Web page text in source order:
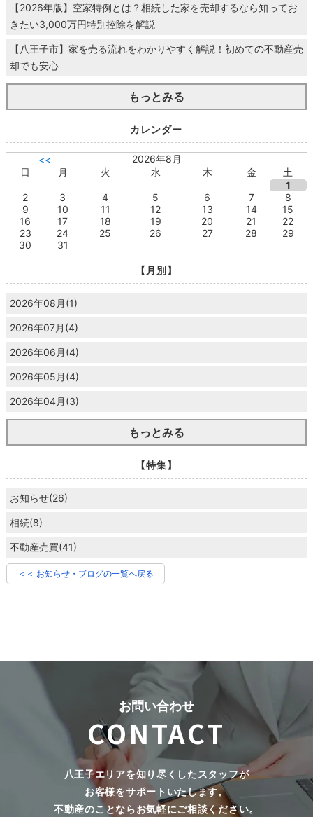
【2026年版】空家特例とは？相続した家を売却するなら知ってお
きたい3,000万円特別控除を解説
【八王子市】家を売る流れをわかりやすく解説！初めての不動産売
却でも安心
もっとみる
カレンダー
<<
2026年8月
日
月 火 水 木 金
土
1
2
3 4 5 6 7
8
9
10 11 12 13 14
15
16
17 18 19 20 21
22
23
24 25 26 27 28
29
30
31
【月別】
2026年08月(1)
2026年07月(4)
2026年06月(4)
2026年05月(4)
2026年04月(3)
もっとみる
【特集】
お知らせ(26)
相続(8)
不動産売買(41)
＜＜ お知らせ・ブログの一覧へ戻る
お問い合わせ
CONTACT
八王子エリアを知り尽くしたスタッフが
お客様をサポートいたします。
不動産のことならお気軽にご相談ください。